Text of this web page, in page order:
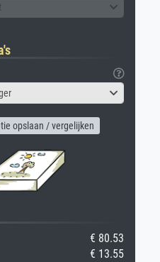
opslaan / vergelijken
€ 80.53
€ 13.55